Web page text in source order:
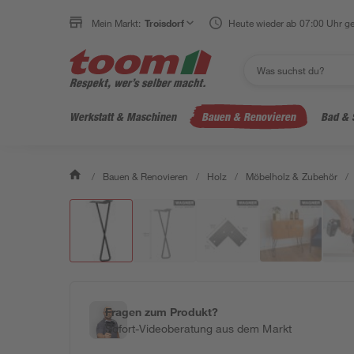
Mein Markt: Troisdorf Heute wieder ab 07:00 Uhr
Werkstatt & Maschinen Bauen & Renovieren Bad &
/ Bauen & Renovieren / Holz / Möbelholz & Zubehör /
Fragen zum Produkt?
Sofort-Videoberatung aus dem Markt